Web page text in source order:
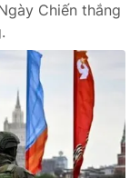
Chiến thắng